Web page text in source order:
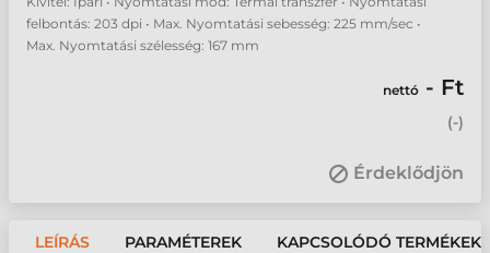
felbontás: 203 dpi • Max. Nyomtatási sebesség: 225 mm/sec •
Max. Nyomtatási szélesség: 167 mm
nettó - Ft
(-)
Érdeklődjön
LEÍRÁS PARAMÉTEREK KAPCSOLÓDÓ TERMÉKEK